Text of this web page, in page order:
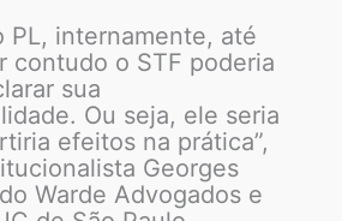
PL, internamente, até
contudo o STF poderia
sua
Ou seja, ele seria
efeitos na prática”,
Georges
Warde Advogados e